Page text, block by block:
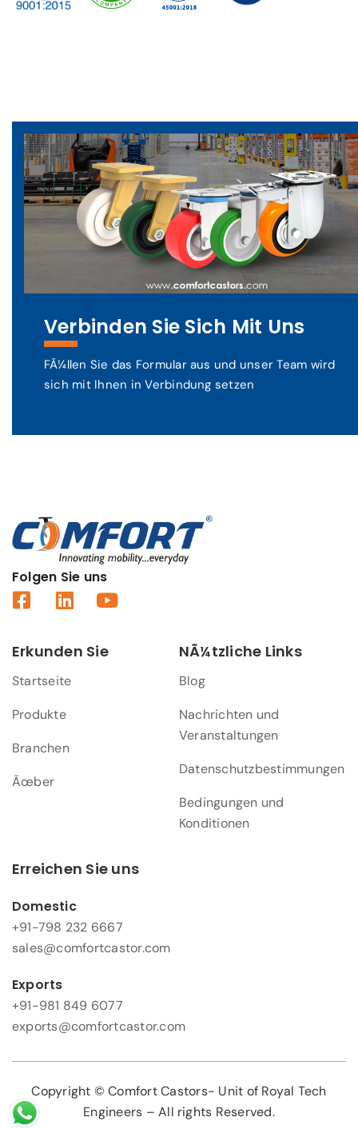
Verbinden Sie Sich Mit Uns
FÃ¼llen Sie das Formular aus und unser Team wird
sich mit Ihnen in Verbindung setzen
Folgen Sie uns
Erkunden Sie
Startseite
Produkte
Branchen
Ãœber
NÃ¼tzliche Links
Blog
Nachrichten und
Veranstaltungen
Datenschutzbestimmungen
Bedingungen und
Konditionen
Erreichen Sie uns
Domestic
+91-798 232 6667
sales@comfortcastor.com
Exports
+91-981 849 6077
exports@comfortcastor.com
Copyright © Comfort Castors- Unit of Royal Tech
Engineers – All rights Reserved.